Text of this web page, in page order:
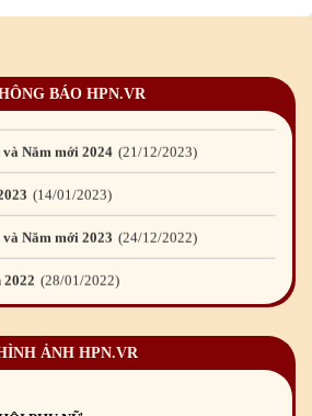
BÁO HPN.VR
Năm mới 2026 24/12/2025
09/02/2024
Năm mới 2024 21 /12 /2023
14 /01 /2023
Năm mới 2023 24 /12 /2022
2022 28 /01 /2022
10/02/2021
Năm mới 2021
ẢNH HPN.VR